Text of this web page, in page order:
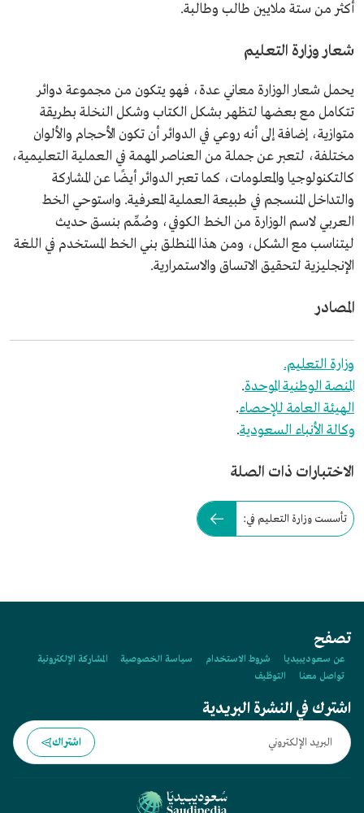
أكثر من ستة ملايين طالب وطالبة.
شعار وزارة التعليم
يحمل شعار الوزارة معاني عدة، فهو يتكون من مجموعة دوائر
تتكامل مع بعضها لتظهر بشكل الكتاب وشكل النخلة بطريقة
متوازية، إضافة إلى أنه روعي في الدوائر أن تكون الأحجام والألوان
مختلفة، لتعبر عن جملة من العناصر المهمة في العملية التعليمية،
كالتكنولوجيا والمعلومات، كما تعبر الدوائر أيضًا عن المشاركة
والتداخل المنسجم في طبيعة العملية المعرفية. واستوحي الخط
العربي لاسم الوزارة من الخط الكوفي، وصُمِّم بنسق حديث
ليتناسب مع الشكل، ومن هذا المنطلق بني الخط المستخدم في اللغة
الإنجليزية لتحقيق الاتساق والاستمرارية.
المصادر
وزارة التعليم.
المنصة الوطنية الموحدة.
الهيئة العامة للإحصاء.
وكالة الأنباء السعودية.
الاختبارات ذات الصلة
تأسست وزارة التعليم في:
تصفح
عن سعوديبيديا شروط الاستخدام سياسة الخصوصية
المشاركة الإلكترونية
تواصل معنا
التوظيف
اشترك في النشرة البريدية
اشتراك